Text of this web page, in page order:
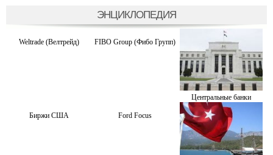
ЭНЦИКЛОПЕДИЯ
Weltrade (Велтрейд) FIBO Group (Фибо Групп)
Центральные банки
Биржи США Ford Focus